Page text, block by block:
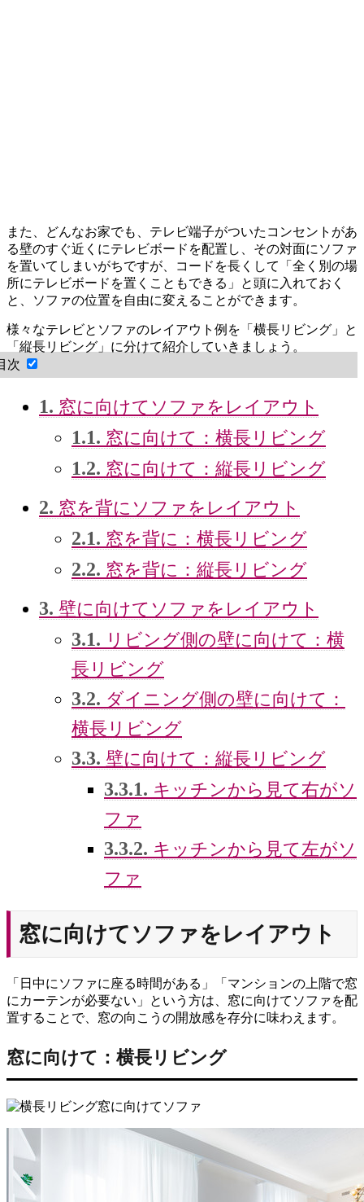
また、どんなお家でも、テレビ端子がついたコンセントがあ
る壁のすぐ近くにテレビボードを配置し、その対面にソファ
を置いてしまいがちですが、コードを長くして「全く別の場
所にテレビボードを置くこともできる」と頭に入れておく
と、ソファの位置を自由に変えることができます。
様々なテレビとソファのレイアウト例を「横長リビング」と
「縦長リビング」に分けて紹介していきましょう。
次
1. 窓に向けてソファをレイアウト
1.1. 窓に向けて：横長リビング
1.2. 窓に向けて：縦長リビング
2. 窓を背にソファをレイアウト
2.1. 窓を背に：横長リビング
2.2. 窓を背に：縦長リビング
3. 壁に向けてソファをレイアウト
3.1. リビング側の壁に向けて：横
長リビング
3.2. ダイニング側の壁に向けて：
横長リビング
3.3. 壁に向けて：縦長リビング
3.3.1. キッチンから見て右がソ
ファ
3.3.2. キッチンから見て左がソ
ファ
窓に向けてソファをレイアウト
「日中にソファに座る時間がある」「マンションの上階で窓
にカーテンが必要ない」という方は、窓に向けてソファを配
置することで、窓の向こうの開放感を存分に味わえます。
窓に向けて：横長リビング